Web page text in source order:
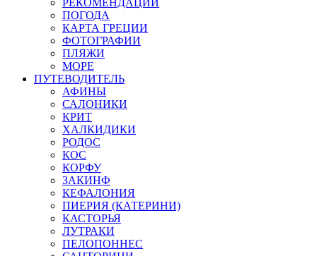
РЕКОМЕНДАЦИИ
ПОГОДА
КАРТА ГРЕЦИИ
ФОТОГРАФИИ
ПЛЯЖИ
МОРЕ
ПУТЕВОДИТЕЛЬ
АФИНЫ
САЛОНИКИ
КРИТ
ХАЛКИДИКИ
РОДОС
КОС
КОРФУ
ЗАКИНФ
КЕФАЛОНИЯ
ПИЕРИЯ (КАТЕРИНИ)
КАСТОРЬЯ
ЛУТРАКИ
ПЕЛОПОННЕС